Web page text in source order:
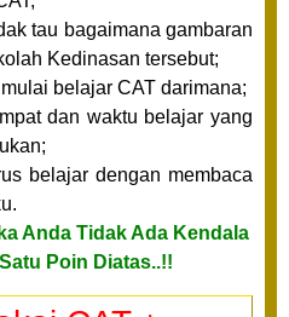
tau bagaimana gambaran
Kedinasan tersebut;
belajar CAT darimana;
dan waktu belajar yang
belajar dengan membaca
Anda Tidak Ada Kendala
Poin Diatas..!!